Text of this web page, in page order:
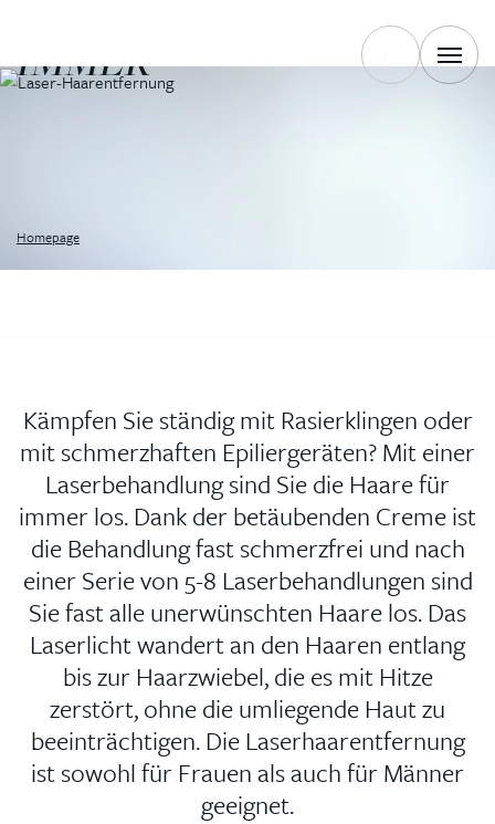
Homepage
EINMALIG UND FÜR
IMMER
Kämpfen Sie ständig mit Rasierklingen oder
mit schmerzhaften Epiliergeräten? Mit einer
Laserbehandlung sind Sie die Haare für
immer los. Dank der betäubenden Creme ist
die Behandlung fast schmerzfrei und nach
einer Serie von 5-8 Laserbehandlungen sind
Sie fast alle unerwünschten Haare los. Das
Laserlicht wandert an den Haaren entlang
bis zur Haarzwiebel, die es mit Hitze
zerstört, ohne die umliegende Haut zu
beeinträchtigen. Die Laserhaarentfernung
ist sowohl für Frauen als auch für Männer
geeignet.